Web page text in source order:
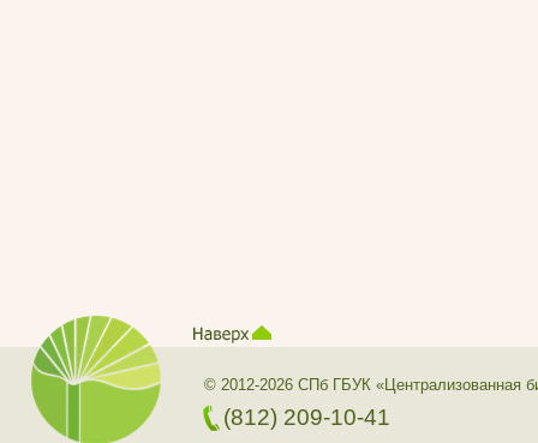
© 2012-2026 СПб ГБУК «Централизованная
(812) 209-10-41